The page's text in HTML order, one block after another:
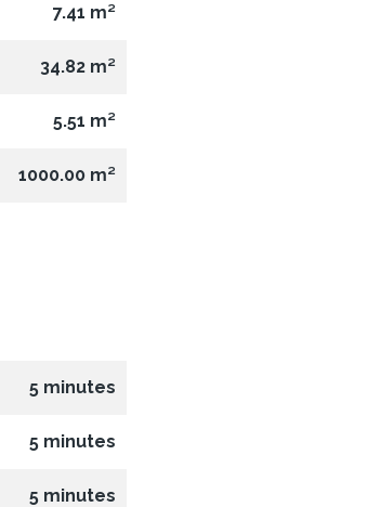
7.41 m²
34.82 m²
5.51 m²
1000.00 m²
5 minutes
5 minutes
5 minutes